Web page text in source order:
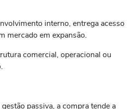
interno, entrega acesso
mercado em expansão.
comercial, operacional ou
passiva, a compra tende a